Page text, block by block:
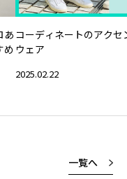
あ
め
コーディネートのアク
ウェア
2025.02.22
一覧へ